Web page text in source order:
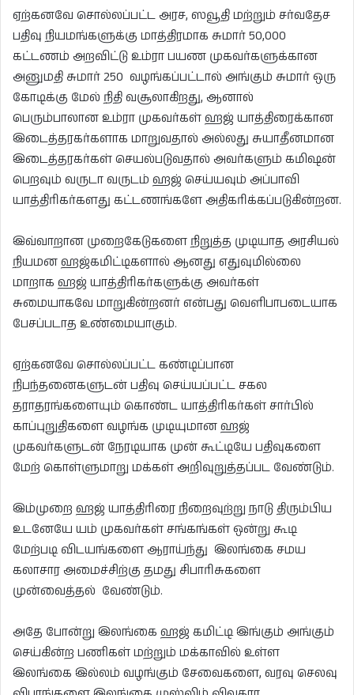
ஏற்கனவே சொல்லப்பட்ட அரச, ஸவூதி மற்றும் சர்வதேச
பதிவு நியமங்களுக்கு மாத்திரமாக சுமார் 50,000
கட்டணம் அறவிட்டு உம்ரா பயண முகவர்களுக்கான
அனுமதி சுமார் 250 வழங்கப்பட்டால் அங்கும் சுமார் ஒரு
கோடிக்கு மேல் நிதி வசூலாகிறது, ஆனால்
பெரும்பாலான உம்ரா முகவர்கள் ஹஜ் யாத்திரைக்கான
இடைத்தரகர்களாக மாறுவதால் அல்லது சுயாதீனமான
இடைத்தரகர்கள் செயல்படுவதால் அவர்களும் கமிஷன்
பெறவும் வருடா வருடம் ஹஜ் செய்யவும் அப்பாவி
யாத்திரிகர்களது கட்டணங்களே அதிகரிக்கப்படுகின்றன.
இவ்வாறான முறைகேடுகளை நிறுத்த முடியாத அரசியல்
நியமன ஹஜ்கமிட்டிகளால் ஆனது எதுவுமில்லை
மாறாக ஹஜ் யாத்திரிகர்களுக்கு அவர்கள்
சுமையாகவே மாறுகின்றனர் என்பது வெளிபாபடையாக
பேசப்படாத உண்மையாகும்.
ஏற்கனவே சொல்லப்பட்ட கண்டிப்பான
நிபந்தனைகளுடன் பதிவு செய்யப்பட்ட சகல
தராதரங்களையும் கொண்ட யாத்திரிகர்கள் சார்பில்
காப்புறுதிகளை வழங்க முடியுமான ஹஜ்
முகவர்களுடன் நேரடியாக முன் கூட்டியே பதிவுகளை
மேற் கொள்ளுமாறு மக்கள் அறிவுறுத்தப்பட வேண்டும்.
இம்முறை ஹஜ் யாத்திரிரை நிறைவுற்று நாடு திரும்பிய
உடனேயே யம் முகவர்கள் சங்கங்கள் ஒன்று கூடி
மேற்படி விடயங்களை ஆராய்ந்து இலங்கை சமய
கலாசார அமைச்சிற்கு தமது சிபாரிசுகளை
முன்வைத்தல் வேண்டும்.
அதே போன்று இலங்கை ஹஜ் கமிட்டி இங்கும் அங்கும்
செய்கின்ற பணிகள் மற்றும் மக்காவில் உள்ள
இலங்கை இல்லம் வழங்கும் சேவைகளை, வரவு செலவு